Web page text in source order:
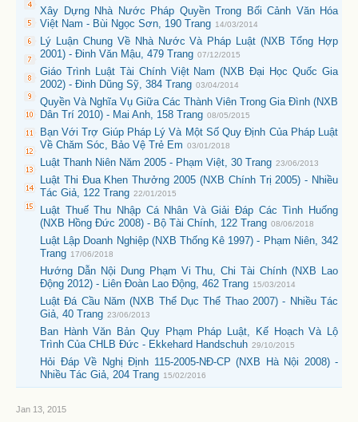
Xây Dựng Nhà Nước Pháp Quyền Trong Bối Cảnh Văn Hóa
Việt Nam - Bùi Ngọc Sơn, 190 Trang 14/03/2014
Lý Luận Chung Về Nhà Nước Và Pháp Luật (NXB Tổng Hợp
2001) - Đinh Văn Mậu, 479 Trang 07/12/2015
Giáo Trình Luật Tài Chính Việt Nam (NXB Đại Học Quốc Gia
2002) - Đinh Dũng Sỹ, 384 Trang 03/04/2014
Quyền Và Nghĩa Vụ Giữa Các Thành Viên Trong Gia Đình (NXB
Dân Trí 2010) - Mai Anh, 158 Trang 08/05/2015
Bạn Với Trợ Giúp Pháp Lý Và Một Số Quy Định Của Pháp Luật
Về Chăm Sóc, Bảo Vệ Trẻ Em 03/01/2018
Luật Thanh Niên Năm 2005 - Phạm Việt, 30 Trang 23/06/2013
Luật Thi Đua Khen Thưởng 2005 (NXB Chính Trị 2005) - Nhiều
Tác Giả, 122 Trang 22/01/2015
Luật Thuế Thu Nhập Cá Nhân Và Giải Đáp Các Tình Huống
(NXB Hồng Đức 2008) - Bộ Tài Chính, 122 Trang 08/06/2018
Luật Lập Doanh Nghiệp (NXB Thống Kê 1997) - Phạm Niên, 342
Trang 17/06/2018
Hướng Dẫn Nội Dung Phạm Vi Thu, Chi Tài Chính (NXB Lao
Động 2012) - Liên Đoàn Lao Động, 462 Trang 15/03/2014
Luật Đá Cầu Năm (NXB Thể Dục Thể Thao 2007) - Nhiều Tác
Giả, 40 Trang 23/06/2013
Ban Hành Văn Bản Quy Phạm Pháp Luật, Kế Hoạch Và Lộ
Trình Của CHLB Đức - Ekkehard Handschuh 29/10/2015
Hỏi Đáp Về Nghị Định 115-2005-NĐ-CP (NXB Hà Nội 2008) -
Nhiều Tác Giả, 204 Trang 15/02/2016
Jan 13, 2015